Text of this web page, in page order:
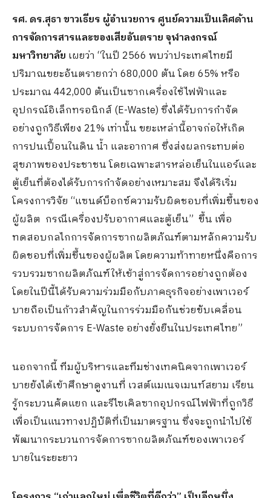
รศ. ดร.สุธา ขาวเธียร ผู้อำนวยการ ศูนย์ความเป็นเลิศด้าน
การจัดการสารและของเสียอันตราย จุฬาลงกรณ์
มหาวิทยาลัย เผยว่า “ในปี 2566 พบว่าประเทศไทยมี
ปริมาณขยะอันตรายกว่า 680,000 ตัน โดย 65% หรือ
ประมาณ 442,000 ตันเป็นซากเครื่องใช้ไฟฟ้าและ
อุปกรณ์อิเล็กทรอนิกส์ (E-Waste) ซึ่งได้รับการกำจัด
อย่างถูกวิธีเพียง 21% เท่านั้น ขยะเหล่านี้อาจก่อให้เกิด
การปนเปื้อนในดิน น้ำ และอากาศ ซึ่งส่งผลกระทบต่อ
สุขภาพของประชาชน โดยเฉพาะสารหล่อเย็นในแอร์และ
ตู้เย็นที่ต้องได้รับการกำจัดอย่างเหมาะสม จึงได้ริเริ่ม
โครงการวิจัย “แซนด์บ็อกซ์ความรับผิดชอบที่เพิ่มขึ้นของ
ผู้ผลิต กรณีเครื่องปรับอากาศและตู้เย็น” ขึ้น เพื่อ
ทดสอบกลไกการจัดการซากผลิตภัณฑ์ตามหลักความรับ
ผิดชอบที่เพิ่มขึ้นของผู้ผลิต โดยความท้าทายหนึ่งคือการ
รวบรวมซากผลิตภัณฑ์ให้เข้าสู่การจัดการอย่างถูกต้อง
โดยในปีนี้ได้รับความร่วมมือกับภาคธุรกิจอย่างเพาเวอร์
บายถือเป็นก้าวสำคัญในการร่วมมือกันช่วยขับเคลื่อน
ระบบการจัดการ E-Waste อย่างยั่งยืนในประเทศไทย”
นอกจากนี้ ทีมผู้บริหารและทีมช่างเทคนิคจากเพาเวอร์
บายยังได้เข้าศึกษาดูงานที่ เวสต์แมเนจเมนท์สยาม เรียน
รู้กระบวนคัดแยก และรีไซเคิลซากอุปกรณ์ไฟฟ้าที่ถูกวิธี
เพื่อเป็นแนวทางปฏิบัติที่เป็นมาตรฐาน ซึ่งจะถูกนำไปใช้
พัฒนากระบวนการจัดการซากผลิตภัณฑ์ของเพาเวอร์
บายในระยะยาว